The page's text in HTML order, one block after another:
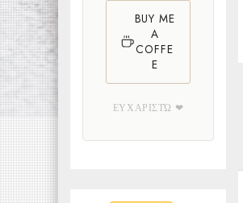
BUY ME
A
COFFE
E
ΕΥΧΑΡΙΣΤΏ ❤